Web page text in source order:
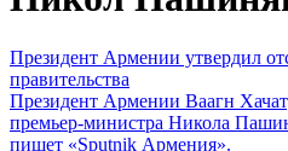
Президент Армении утвердил
правительства
Президент Армении Ваагн
премьер-министра Никола
пишет «Sputnik Армения».